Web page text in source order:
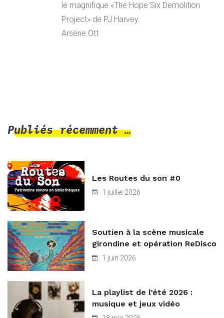
le magnifique «The Hope Six Demolition
Project» de PJ Harvey.
Arsène Ott
Publiés récemment …
Les Routes du son #0
1 juillet 2026
Soutien à la scène musicale
girondine et opération ReDisco
1 juin 2026
La playlist de l’été 2026 :
musique et jeux vidéo